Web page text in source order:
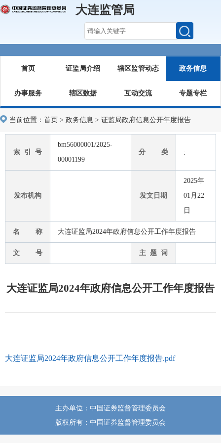
大连监管局
首页 证监局介绍 辖区监管动态 政务信息
办事服务 辖区数据 互动交流 专题专栏
当前位置： 首页 > 政务信息 > 证监局政府信息公开年度报告
索 引 号
bm56000001/2025-
00001199
分 类 ;
发布机构 发文日期
2025年
01月22
日
名 称 大连证监局2024年政府信息公开工作年度报告
文 号 主 题 词
大连证监局2024年政府信息公开工作年度报告
大连证监局2024年政府信息公开工作年度报告.pdf
主办单位：中国证券监督管理委员会
版权所有：中国证券监督管理委员会